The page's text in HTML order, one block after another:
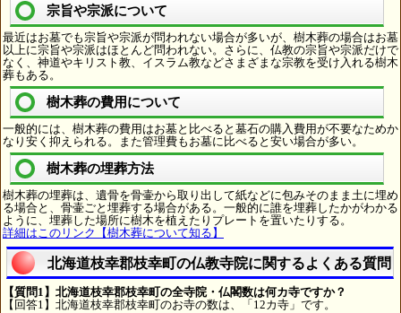
宗旨や宗派について
最近はお墓でも宗旨や宗派が問われない場合が多いが、樹木葬の場合はお墓
以上に宗旨や宗派はほとんど問われない。さらに、仏教の宗旨や宗派だけで
なく、神道やキリスト教、イスラム教などさまざまな宗教を受け入れる樹木
葬もある。
樹木葬の費用について
一般的には、樹木葬の費用はお墓と比べると墓石の購入費用が不要なためか
なり安く抑えられる。また管理費もお墓に比べると安い場合が多い。
樹木葬の埋葬方法
樹木葬の埋葬は、遺骨を骨壷から取り出して紙などに包みそのまま土に埋め
る場合と、骨壷ごと埋葬する場合がある。一般的に誰を埋葬したかがわかる
ように、埋葬した場所に樹木を植えたりプレートを置いたりする。
詳細はこのリンク【樹木葬について知る】
北海道枝幸郡枝幸町の仏教寺院に関するよくある質問
【質問1】北海道枝幸郡枝幸町の全寺院・仏閣数は何カ寺ですか？
【回答1】北海道枝幸郡枝幸町のお寺の数は、「12カ寺」です。